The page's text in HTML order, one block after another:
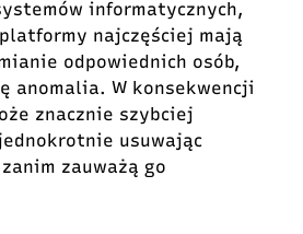
informatycznych,
najczęściej mają
odpowiednich osób,
anomalia. W konsekwencji
znacznie szybciej
usuwając
zauważą go